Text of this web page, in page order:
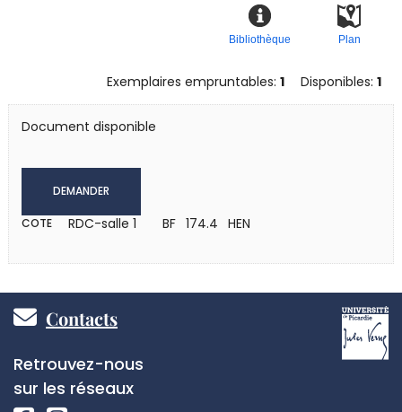
Plan
Bibliothèque
Exemplaires empruntables:1 Disponibles:1
Document disponible
DEMANDER
COTE RDC-salle 1 BF 174.4 HEN
Pied
de
page
Contacts
Réseaux
sociaux
Retrouvez-nous
sur les réseaux